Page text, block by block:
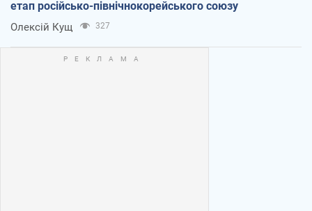
етап російсько-північнокорейського союзу
Олексій Кущ 327